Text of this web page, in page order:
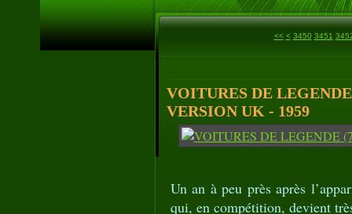
<< < 3400
3410
3420
3430
3440
3450 3451
VOITURES DE
VERSION UK - 1959
Un an à peu près après
qui, en compétition, devient